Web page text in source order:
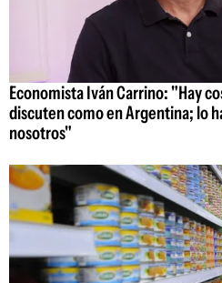
Economista Iván Carrino: "Hay
discuten como en Argentina; lo
nosotros"